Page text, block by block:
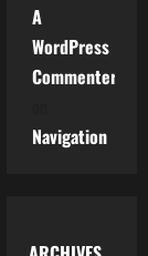
A
WordPress
Commenter
Navigation